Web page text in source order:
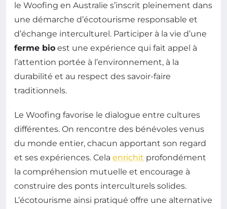
le Woofing en Australie s’inscrit pleinement dans
une démarche d’écotourisme responsable et
d’échange interculturel. Participer à la vie d’une
ferme bio est une expérience qui fait appel à
l’attention portée à l’environnement, à la
durabilité et au respect des savoir-faire
traditionnels.
Le Woofing favorise le dialogue entre cultures
différentes. On rencontre des bénévoles venus
du monde entier, chacun apportant son regard
et ses expériences. Cela enrichit profondément
la compréhension mutuelle et encourage à
construire des ponts interculturels solides.
L’écotourisme ainsi pratiqué offre une alternative